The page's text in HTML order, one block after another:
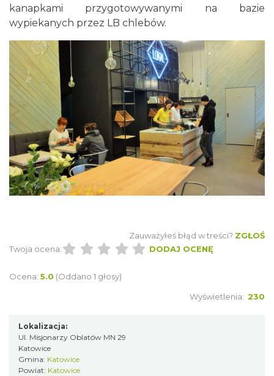
kanapkami przygotowywanymi na bazie
wypiekanych przez LB chlebów.
Zauważyłeś błąd w treści? ZGŁOŚ
Twoja ocena:
DODAJ OCENĘ
Ocena: 5.0 (Oddano 1 głosy)
Wyświetlenia: 230
Lokalizacja:
Ul. Misjonarzy Oblatów MN 29
Katowice
Gmina: Katowice
Powiat: Katowice